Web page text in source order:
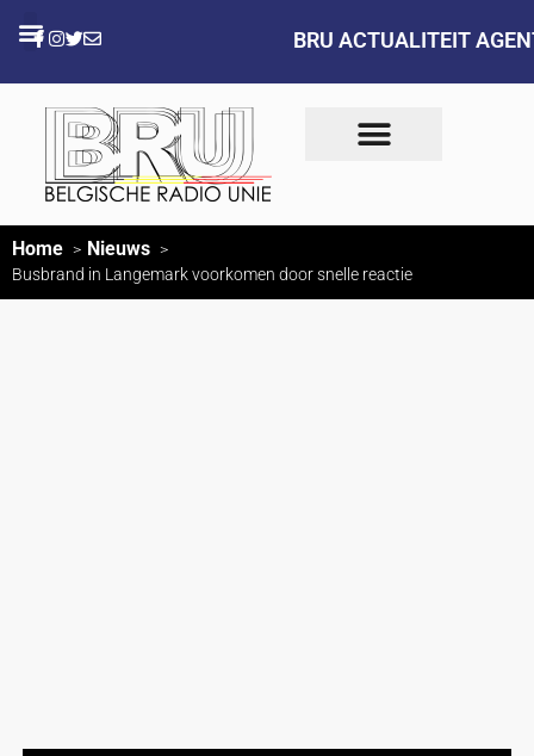
BRU ACTUALITEIT
Home Nieuws
Busbrand in Langemark voorkomen door snelle reactie